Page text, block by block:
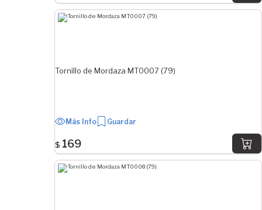
Tornillo de Mordaza MT0007 (79)
Más Info Guardar
$ 169